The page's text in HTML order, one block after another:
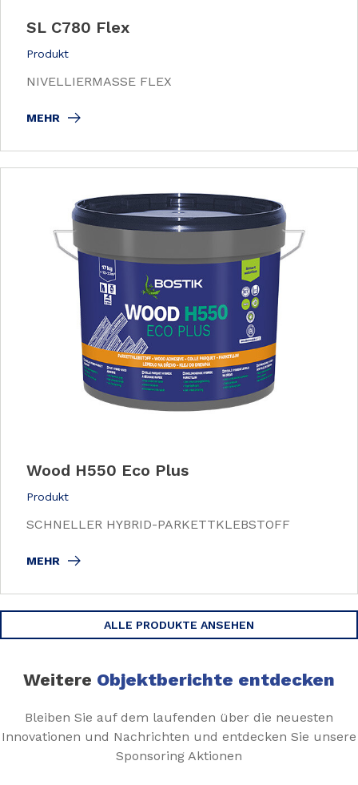
SL C780 Flex
Produkt
NIVELLIERMASSE FLEX
MEHR
Wood H550 Eco Plus
Produkt
SCHNELLER HYBRID-PARKETTKLEBSTOFF
MEHR
ALLE PRODUKTE ANSEHEN
Weitere Objektberichte entdecken
Bleiben Sie auf dem laufenden über die neuesten
Innovationen und Nachrichten und entdecken Sie unsere
Sponsoring Aktionen